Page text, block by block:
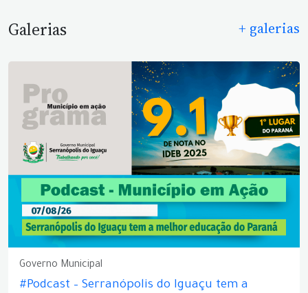
Galerias + galerias
Governo Municipal
#Podcast – Serranópolis do Iguaçu tem a